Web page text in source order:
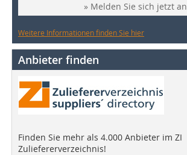
» Melden Sie sich jetzt an
Weitere Informationen finden Sie hier
Anbieter finden
Finden Sie mehr als 4.000 Anbieter im ZI
Zuliefererverzeichnis!